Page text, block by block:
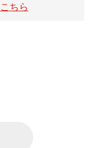
こちら